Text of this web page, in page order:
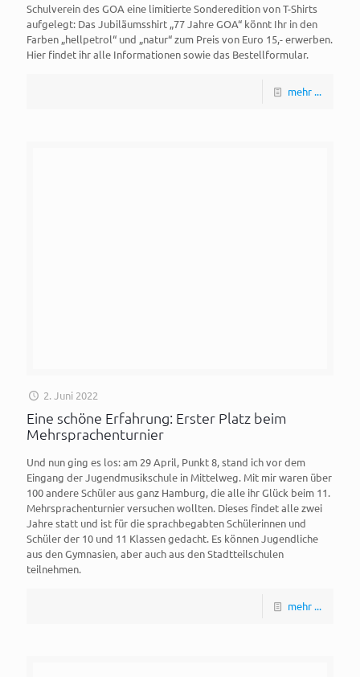
Schulverein des GOA eine limitierte Sonderedition von T-Shirts
aufgelegt: Das Jubiläumsshirt „77 Jahre GOA“ könnt Ihr in den
Farben „hellpetrol“ und „natur“ zum Preis von Euro 15,- erwerben.
Hier findet ihr alle Informationen sowie das Bestellformular.
mehr ...
2. Juni 2022
Eine schöne Erfahrung: Erster Platz beim
Mehrsprachenturnier
Und nun ging es los: am 29 April, Punkt 8, stand ich vor dem
Eingang der Jugendmusikschule in Mittelweg. Mit mir waren über
100 andere Schüler aus ganz Hamburg, die alle ihr Glück beim 11.
Mehrsprachenturnier versuchen wollten. Dieses findet alle zwei
Jahre statt und ist für die sprachbegabten Schülerinnen und
Schüler der 10 und 11 Klassen gedacht. Es können Jugendliche
aus den Gymnasien, aber auch aus den Stadtteilschulen
teilnehmen.
mehr ...